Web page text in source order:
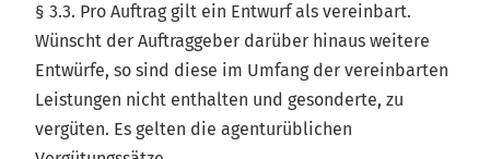
§ 3.3. Pro Auftrag gilt ein Entwurf als vereinbart.
Wünscht der Auftraggeber darüber hinaus weitere
Entwürfe, so sind diese im Umfang der vereinbarten
Leistungen nicht enthalten und gesonderte, zu
vergüten. Es gelten die agenturüblichen